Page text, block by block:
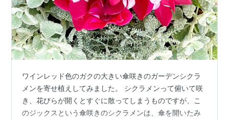
ワインレッド色のガクの大きい傘咲きのガーデンシクラ
メンを寄せ植えしてみました。 シクラメンって俯いて咲
き、花びらが開くとすぐに散ってしまうものですが、こ
のジックスという傘咲きのシクラメンは、傘を開いたみ